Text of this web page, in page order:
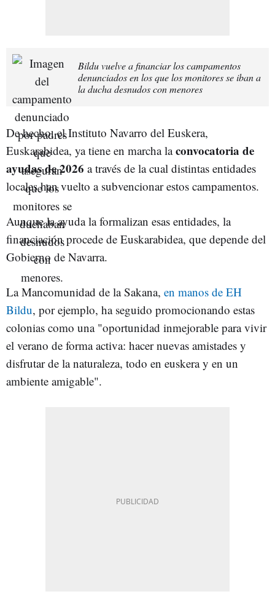
Bildu vuelve a financiar los campamentos
denunciados en los que los monitores se iban a
la ducha desnudos con menores
De hecho, el Instituto Navarro del Euskera,
Euskarabidea, ya tiene en marcha laconvocatoria de
ayudas de 2026 a través de la cual distintas entidades
locales han vuelto a subvencionar estos campamentos.
Aunque la ayuda la formalizan esas entidades, la
financiación procede de Euskarabidea, que depende del
Gobierno de Navarra.
La Mancomunidad de la Sakana, en manos de EH
Bildu, por ejemplo, ha seguido promocionando estas
colonias como una "oportunidad inmejorable para vivir
el verano de forma activa: hacer nuevas amistades y
disfrutar de la naturaleza, todo en euskera y en un
ambiente amigable".